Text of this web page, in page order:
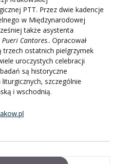
PTT. Przez dwie kadencje
w Międzynarodowej
także asystenta
Pueri Cantores.. Opracował
trzech ostatnich pielgrzymek
uroczystych celebracji
są historyczne
szczególnie
i wschodnią.